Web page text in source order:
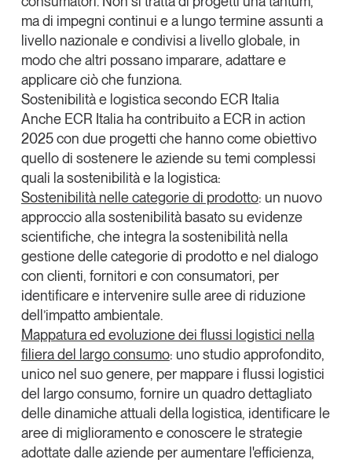
GS1 Italy GS1 Italy GS1 Italy
Tendenze
GS1 Italy
ma di impegni continui e a lungo termine assunti a
livello nazionale e condivisi a livello globale, in
modo che altri possano imparare, adattare e
applicare ciò che funziona.
Sostenibilità e logistica secondo ECR Italia
Anche ECR Italiaha contribuito a ECR in action
2025 con due progetti che hanno come obiettivo
quello di sostenere le aziende su temi complessi
quali la sostenibilità e la logistica:
Sostenibilità nelle categorie di prodotto: un nuovo
approccio alla sostenibilità basato su evidenze
scientifiche, che integra la sostenibilità nella
gestione delle categorie di prodotto e nel dialogo
con clienti, fornitori e con consumatori, per
identificare e intervenire sulle aree di riduzione
dell’impatto ambientale.
Mappatura ed evoluzione dei flussi logistici nella
filiera del largo consumo: uno studio approfondito,
unico nel suo genere, per mappare i flussi logistici
del largo consumo, fornire un quadro dettagliato
delle dinamiche attuali della logistica, identificare le
aree di miglioramento e conoscere le strategie
adottate dalle aziende per aumentare l'efficienza,